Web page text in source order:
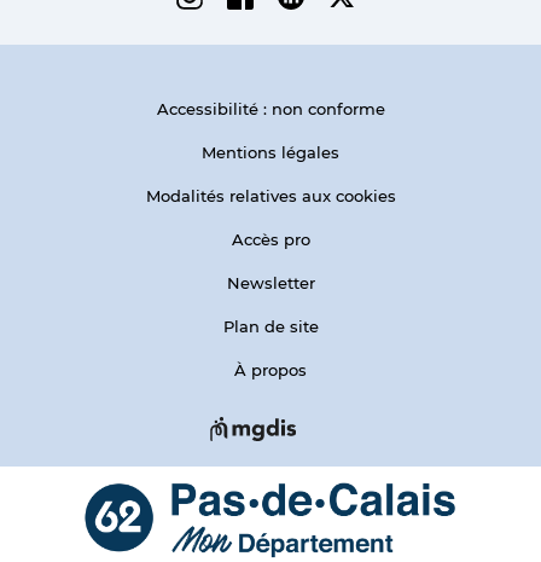
Accessibilité : non conforme
Mentions légales
Modalités relatives aux cookies
Accès pro
Newsletter
Plan de site
À propos